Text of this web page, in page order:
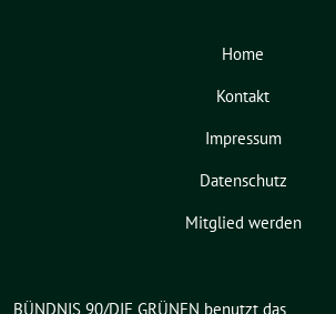
Home
Kontakt
Impressum
Datenschutz
Mitglied werden
BÜNDNIS 90/DIE GRÜNEN benutzt das